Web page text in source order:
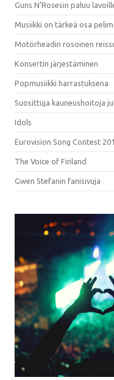
Guns N’Rosesin paluu
Musiikki on tärkeä osa
Motörheadin rosoinen
Konsertin järjestäminen
Popmusiikki harrastuksena
Suosittuja kauneushoitoja
Idols
Eurovision Song Contest
The Voice of Finland
Gwen Stefanin fanisivuja